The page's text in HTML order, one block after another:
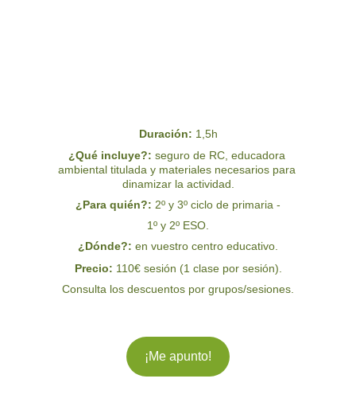
¡Me apunto!
Duración: 1,5h
¿Qué incluye?: seguro de RC, educadora
ambiental titulada y materiales necesarios para
dinamizar la actividad.
¿Para quién?: 2º y 3º ciclo de primaria -
1º y 2º ESO.
¿Dónde?: en vuestro centro educativo.
Precio: 110€ sesión (1 clase por sesión).
Consulta los descuentos por grupos/sesiones.